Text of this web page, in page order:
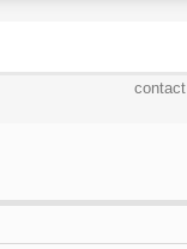
contact